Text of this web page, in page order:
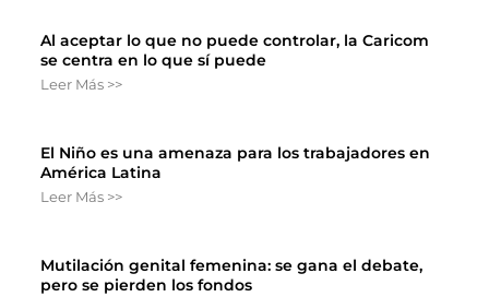
Al aceptar lo que no puede controlar, la Caricom
se centra en lo que sí puede
Leer Más >>
El Niño es una amenaza para los trabajadores en
América Latina
Leer Más >>
Mutilación genital femenina: se gana el debate,
pero se pierden los fondos